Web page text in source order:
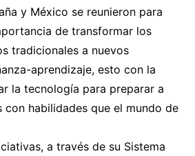
y México se reunieron para
de transformar los
tradicionales a nuevos
aprendizaje, esto con la
la tecnología para preparar a
con habilidades que el mundo de
a través de su Sistema